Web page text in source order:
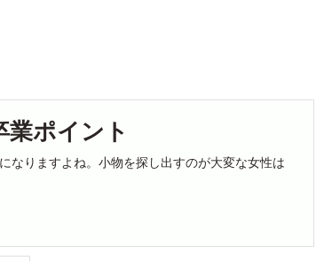
ポイント
なりますよね。小物を探し出すのが大変な女性は